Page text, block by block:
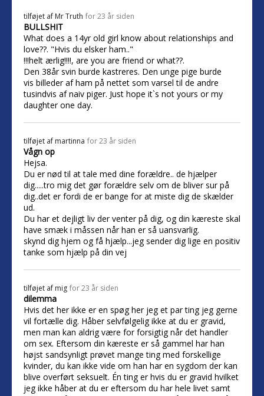
tilføjet af Mr Truth for 23 år siden
BULLSHIT
What does a 14yr old girl know about relationships and
love??. "Hvis du elsker ham.."
!!!helt ærlig!!!!, are you are friend or what??.
Den 38år svin burde kastreres. Den unge pige burde
vis billeder af ham på nettet som varsel til de andre
tusindvis af naiv piger. Just hope it`s not yours or my
daughter one day.
tilføjet af martinna for 23 år siden
Vågn op
Hejsa.
Du er nød til at tale med dine forældre.. de hjælper
dig.....tro mig det gør forældre selv om de bliver sur på
dig..det er fordi de er bange for at miste dig de skælder
ud.
Du har et dejligt liv der venter på dig, og din kæreste skal
have smæk i måssen når han er så uansvarlig.
skynd dig hjem og få hjælp...jeg sender dig lige en positiv
tanke som hjælp på din vej
tilføjet af mig for 23 år siden
dilemma
Hvis det her ikke er en spøg her jeg et par ting jeg gerne
vil fortælle dig. Håber selvfølgelig ikke at du er gravid,
men man kan aldrig være for forsigtig når det handler
om sex. Eftersom din kæreste er så gammel har han
højst sandsynligt prøvet mange ting med forskellige
kvinder, du kan ikke vide om han har en sygdom der kan
blive overført seksuelt. Én ting er hvis du er gravid hvilket
jeg ikke håber at du er eftersom du har hele livet samt